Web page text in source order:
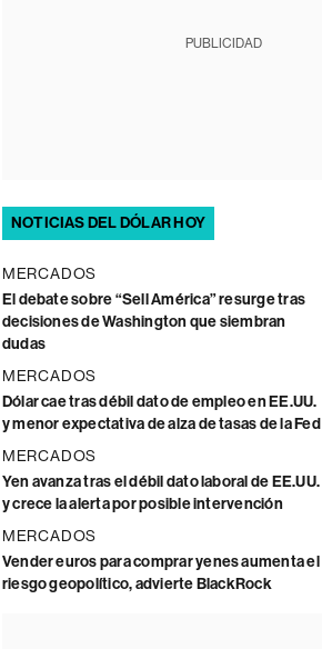
PUBLICIDAD
NOTICIAS DEL DÓLAR HOY
MERCADOS
El debate sobre “Sell América” resurge tras
decisiones de Washington que siembran
dudas
MERCADOS
Dólar cae tras débil dato de empleo en EE.UU.
y menor expectativa de alza de tasas de la Fed
MERCADOS
Yen avanza tras el débil dato laboral de EE.UU.
y crece la alerta por posible intervención
MERCADOS
Vender euros para comprar yenes aumenta el
riesgo geopolítico, advierte BlackRock